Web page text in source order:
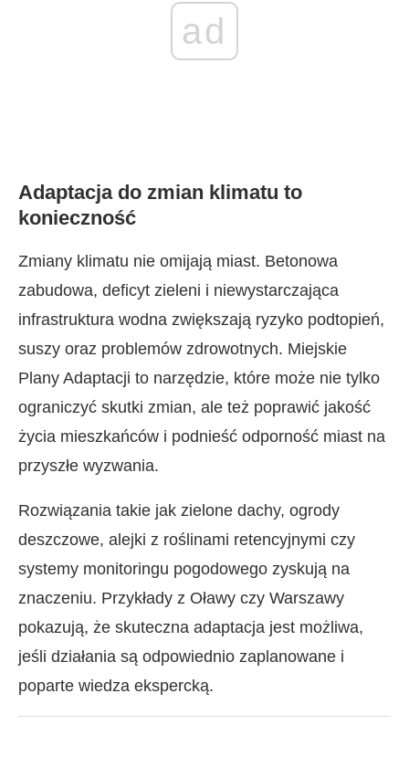
ad
Adaptacja do zmian klimatu to
konieczność
Zmiany klimatu nie omijają miast. Betonowa
zabudowa, deficyt zieleni i niewystarczająca
infrastruktura wodna zwiększają ryzyko podtopień,
suszy oraz problemów zdrowotnych. Miejskie
Plany Adaptacji to narzędzie, które może nie tylko
ograniczyć skutki zmian, ale też poprawić jakość
życia mieszkańców i podnieść odporność miast na
przyszłe wyzwania.
Rozwiązania takie jak zielone dachy, ogrody
deszczowe, alejki z roślinami retencyjnymi czy
systemy monitoringu pogodowego zyskują na
znaczeniu. Przykłady z Oławy czy Warszawy
pokazują, że skuteczna adaptacja jest możliwa,
jeśli działania są odpowiednio zaplanowane i
poparte wiedza ekspercką.